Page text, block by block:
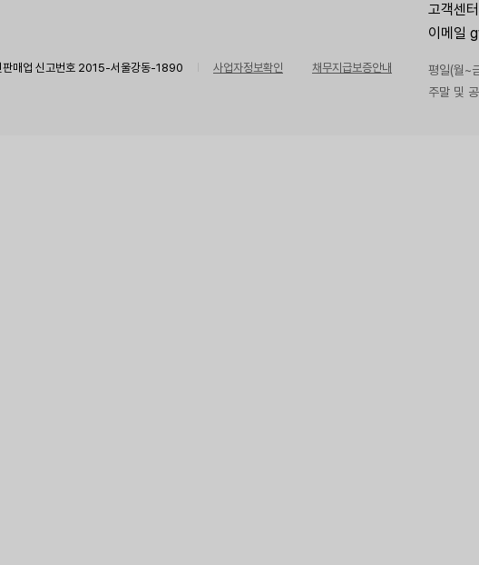
판매업 신고번호 2015-서울강동-1890 사업자정보확인
채무지급보증안내
고객센
이메일
평일(월~
주말 및